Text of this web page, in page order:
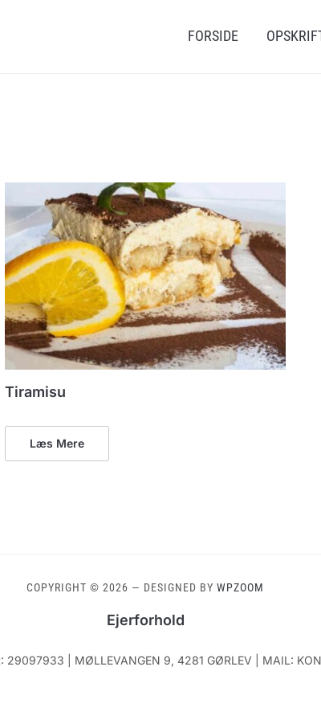
FORSIDE
Tiramisu
Læs Mere
COPYRIGHT © 2026 — DESIGNED BY WPZOOM
Ejerforhold
29097933 | MØLLEVANGEN 9, 4281 GØRLEV | MAIL: